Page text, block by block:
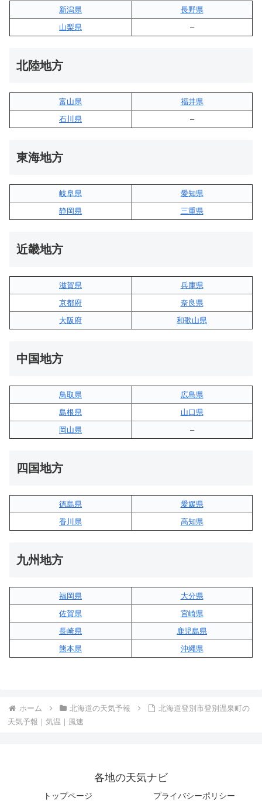
新潟県
長野県
山梨県
–
北陸地方
富山県
福井県
石川県
–
東海地方
岐阜県
愛知県
静岡県
三重県
近畿地方
滋賀県
兵庫県
京都府
奈良県
大阪府
和歌山県
中国地方
鳥取県
広島県
島根県
山口県
岡山県
–
四国地方
徳島県
愛媛県
香川県
高知県
九州地方
福岡県
大分県
佐賀県
宮崎県
長崎県
鹿児島県
熊本県
沖縄県
ホーム 北海道の天気予報
北海道登別市登別温泉町の
天気予報｜気温｜風速
各地の天気ナビ
トップページ プライバシーポリシー